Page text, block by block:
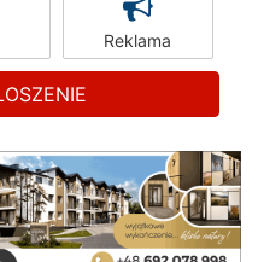
Reklama